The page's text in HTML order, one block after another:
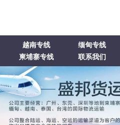
越南专线
缅甸专线
柬埔寨专线 联系我们